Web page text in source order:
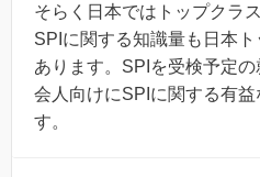
そらく日本ではトップクラ
SPIに関する知識量も日本
あります。SPIを受検予定
会人向けにSPIに関する有
す。